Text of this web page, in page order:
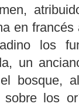
en
los
un
bosque,
los